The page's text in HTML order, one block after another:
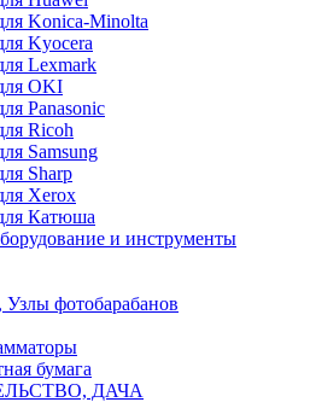
Konica-Minolta
Kyocera
Lexmark
OKI
Panasonic
Ricoh
Samsung
Sharp
Xerox
Катюша
и инструменты
фотобарабанов
бумага
ДАЧА